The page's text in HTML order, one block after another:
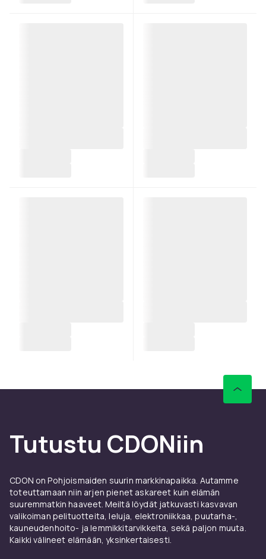
Tutustu CDONiin
CDON on Pohjoismaiden suurin markkinapaikka. Autamme
toteuttamaan niin arjen pienet askareet kuin elämän
suuremmatkin haaveet. Meiltä löydät jatkuvasti kasvavan
valikoiman pelituotteita, leluja, elektroniikkaa, puutarha-,
kauneudenhoito- ja lemmikkitarvikkeita, sekä paljon muuta.
Kaikki välineet elämään, yksinkertaisesti.